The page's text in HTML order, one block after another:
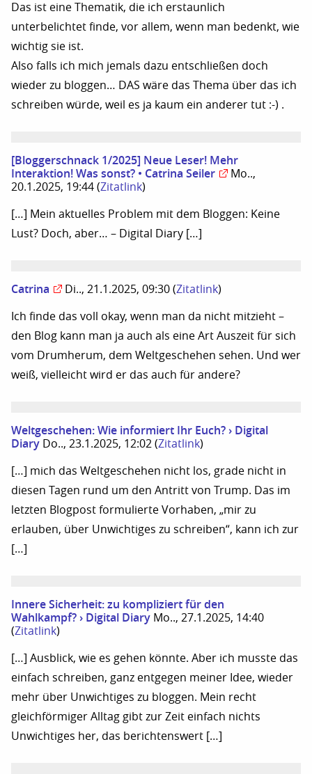
Das ist eine Thematik, die ich erstaunlich
unterbelichtet finde, vor allem, wenn man bedenkt, wie
wichtig sie ist.
Also falls ich mich jemals dazu entschließen doch
wieder zu bloggen… DAS wäre das Thema über das ich
schreiben würde, weil es ja kaum ein anderer tut :-) .
[Bloggerschnack 1/2025] Neue Leser! Mehr
Interaktion! Was sonst? • Catrina Seiler
Mo..,
20.1.2025, 19:44 (Zitatlink)
[…] Mein aktuelles Problem mit dem Bloggen: Keine
Lust? Doch, aber… – Digital Diary […]
Catrina Di.., 21.1.2025, 09:30 (Zitatlink)
Ich finde das voll okay, wenn man da nicht mitzieht –
den Blog kann man ja auch als eine Art Auszeit für sich
vom Drumherum, dem Weltgeschehen sehen. Und wer
weiß, vielleicht wird er das auch für andere?
Weltgeschehen: Wie informiert Ihr Euch? › Digital
Diary Do.., 23.1.2025, 12:02 (Zitatlink)
[…] mich das Weltgeschehen nicht los, grade nicht in
diesen Tagen rund um den Antritt von Trump. Das im
letzten Blogpost formulierte Vorhaben, „mir zu
erlauben, über Unwichtiges zu schreiben“, kann ich zur
[…]
Innere Sicherheit: zu kompliziert für den
Wahlkampf? › Digital Diary Mo.., 27.1.2025, 14:40
(Zitatlink)
[…] Ausblick, wie es gehen könnte. Aber ich musste das
einfach schreiben, ganz entgegen meiner Idee, wieder
mehr über Unwichtiges zu bloggen. Mein recht
gleichförmiger Alltag gibt zur Zeit einfach nichts
Unwichtiges her, das berichtenswert […]